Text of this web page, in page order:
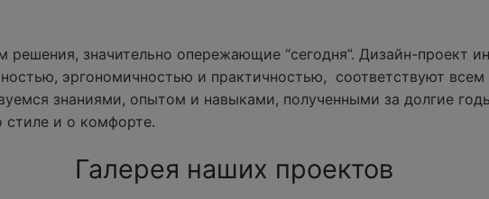
значительно опережающие “сегодня”. Дизайн-проект
эргономичностью и практичностью, соответствуют
знаниями, опытом и навыками, полученными за долгие
стиле и о комфорте.
Галерея наших проектов